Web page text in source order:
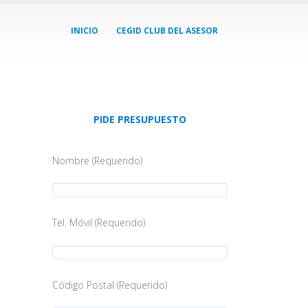
INICIO CEGID CLUB DEL ASESOR
PIDE PRESUPUESTO
Nombre (Requerido)
Tel. Móvil (Requerido)
Código Postal (Requerido)